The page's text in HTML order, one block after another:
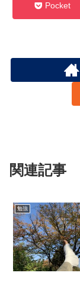
Pocket
関連記事
勉強